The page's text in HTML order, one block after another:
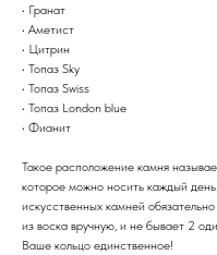
• Гранат
• Аметист
• Цитрин
• Топаз Sky
• Топаз Swiss
• Топаз London blue
• Фианит
Такое расположение камня
которое можно носить каждый
искусственных камней
из воска вручную, и не бывает 2
Ваше кольцо единственное!